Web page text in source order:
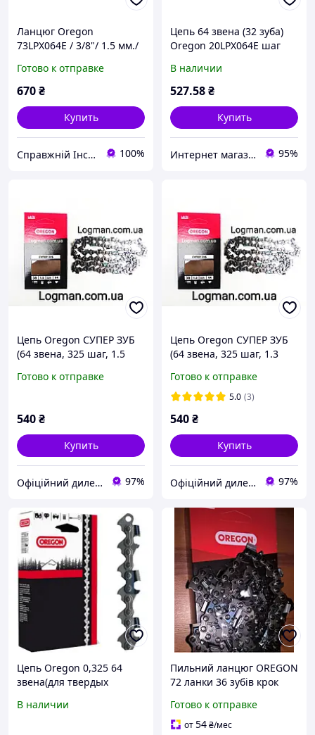
Ланцюг Oregon
73LPX064E / 3/8"/ 1.5 мм./
Готово к отправке
670₴
Купить
Справжній Інструмент 100%
Цепь 64 звена (32 зуба)
Oregon 20LPX064E шаг
В наличии
527.58₴
Купить
Интернет магазин "Детали". Запчасти для электро и бензоинструмента 95%
Цепь Oregon СУПЕР ЗУБ
(64 звена, 325 шаг, 1.5
Готово к отправке
540₴
Купить
Офіційний дилер Oleo-Mac в Україні - Logman.com.ua 97%
Цепь Oregon СУПЕР ЗУБ
(64 звена, 325 шаг, 1.3
Готово к отправке
5.0 (3)
540₴
Купить
Офіційний дилер Oleo-Mac в Україні - Logman.com.ua 97%
Цепь Oregon 0,325 64
звена(для твердых
В наличии
Пильний ланцюг OREGON
72 ланки 36 зубів крок
оригінал
Готово к отправке
от54₴/мес